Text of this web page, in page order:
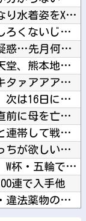
【ウマ娘】新人女性声優さん、いきなり水着姿をXで披露ｗｗｗｗ...
【正論】今の20代「タモリっておもしろくないじゃん。笑ったこ...
【ウマ娘】イリテツに対するエアプ疑惑…先月何も言ってなかった...
【速報】子どもたちのヒーロー・任天堂、熊本地震を受け製品修理...
【熊本地震】ヒカキン、『神対応』キタァアアアアーーーーーーー...
【ラブライブ！】魅力ディスカバー、次は16日にランジュ【虹ヶ...
【悲報】警察に射殺された包丁男、直前に母を亡くし精神的ショッ...
広島平和記念式典パヨク「中国人民と連帯して戦おー！悪政高市を...
40万のPC 40万のスマホ お前らどっちが欲しい？他
【激震】韓国人「韓国サッカー協会、W杯・五輪で複数回の性接待...
連で入手他
【悲報】アニメ「ヤニねこ」、喫煙・違法薬物の使用がBPOで問...